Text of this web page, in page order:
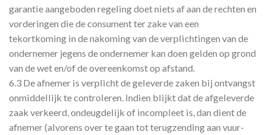
garantie aangeboden regeling doet niets af aan de rechten en
vorderingen die de consument ter zake van een
tekortkoming in de nakoming van de verplichtingen van de
ondernemer jegens de ondernemer kan doen gelden op grond
van de wet en/of de overeenkomst op afstand.
6.3 De afnemer is verplicht de geleverde zaken bij ontvangst
onmiddellijk te controleren. Indien blijkt dat de afgeleverde
zaak verkeerd, ondeugdelijk of incompleet is, dan dient de
afnemer (alvorens over te gaan tot terugzending aan vuur-